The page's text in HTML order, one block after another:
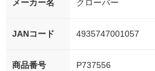
メーカー名 クローバー
JANコード 4935747001057
商品番号 P737556